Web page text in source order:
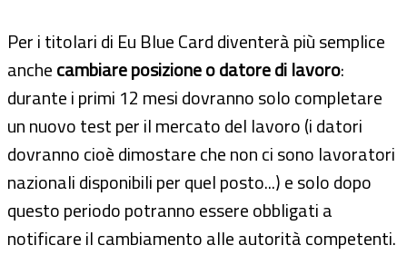
Per i titolari di Eu Blue Card diventerà più semplice
anchecambiare posizione o datore di lavoro:
durante i primi 12 mesi dovranno solo completare
un nuovo test per il mercato del lavoro (i datori
dovranno cioè dimostare che non ci sono lavoratori
nazionali disponibili per quel posto...) e solo dopo
questo periodo potranno essere obbligati a
notificare il cambiamento alle autorità competenti.